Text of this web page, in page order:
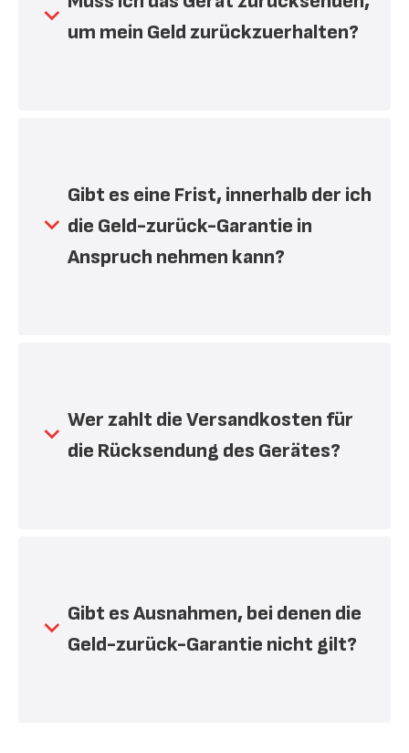
um mein Geld zurückzuerhalten?
Formular an uns zurück, um den kompletten
Kaufpreis zurückerstattet zu bekommen.
Gibt es eine Frist, innerhalb der ich
die Geld-zurück-Garantie in
Anspruch nehmen kann?
(Kaufdatum).
Wer zahlt die Versandkosten für
die Rücksendung des Gerätes?
zurück.Gibt es Ausnahmen, bei denen die
Geld-zurück-Garantie nicht gilt?